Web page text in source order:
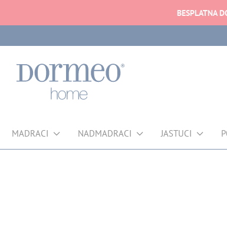
BESPLATNA
MADRACI NADMADRACI JASTUCI